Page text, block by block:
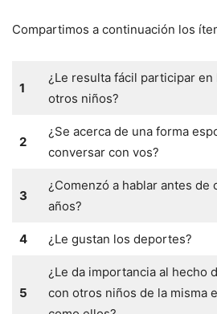
Compartimos a continuación los
1
¿Le resulta fácil participar en
otros niños?
2
¿Se acerca de una forma
conversar con vos?
3
¿Comenzó a hablar antes de
años?
4 ¿Le gustan los deportes?
5
¿Le da importancia al hecho
con otros niños de la misma